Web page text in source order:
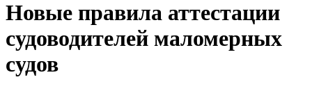
Новые правила аттестации
судоводителей маломерных
судов